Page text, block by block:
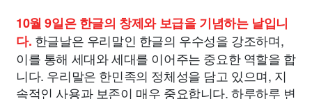
10월 9일은 한글의 창제와 보급을 기념하는 날입니
다. 한글날은 우리말인 한글의 우수성을 강조하며,
이를 통해 세대와 세대를 이어주는 중요한 역할을 합
니다. 우리말은 한민족의 정체성을 담고 있으며, 지
속적인 사용과 보존이 매우 중요합니다. 하루하루 변